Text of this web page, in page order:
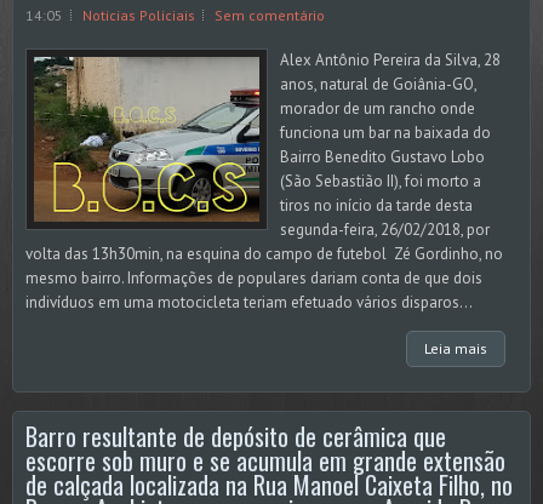
14:05 Noticias Policiais Sem comentário
Alex Antônio Pereira da Silva, 28
anos, natural de Goiânia-GO,
morador de um rancho onde
funciona um bar na baixada do
Bairro Benedito Gustavo Lobo
(São Sebastião II), foi morto a
tiros no início da tarde desta
segunda-feira, 26/02/2018, por
volta das 13h30min, na esquina do campo de futebol Zé Gordinho, no
mesmo bairro. Informações de populares dariam conta de que dois
indivíduos em uma motocicleta teriam efetuado vários disparos...
Leia mais
Barro resultante de depósito de cerâmica que
escorre sob muro e se acumula em grande extensão
de calçada localizada na Rua Manoel Caixeta Filho, no